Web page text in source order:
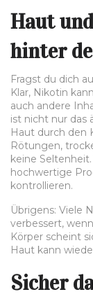
Haut
hinter
Fragst du dich
Klar, Nikotin
auch andere
ist nicht nur das
Haut durch den
Rötungen,
keine
hochwertige
kontrollieren.
Übrigens: Viele
verbessert,
Körper scheint
Haut kann
Sicher